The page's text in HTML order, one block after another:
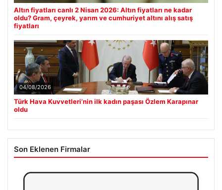
Altın fiyatları canlı 2 Nisan 2026: Altın fiyatları ne kadar
oldu? Gram, çeyrek, yarım ve cumhuriyet altını alış satış
fiyatları
04/08/2026
Türk Hava Kuvvetleri’nin ilk kadın paşası Özlem Karapınar
oldu
Son Eklenen Firmalar